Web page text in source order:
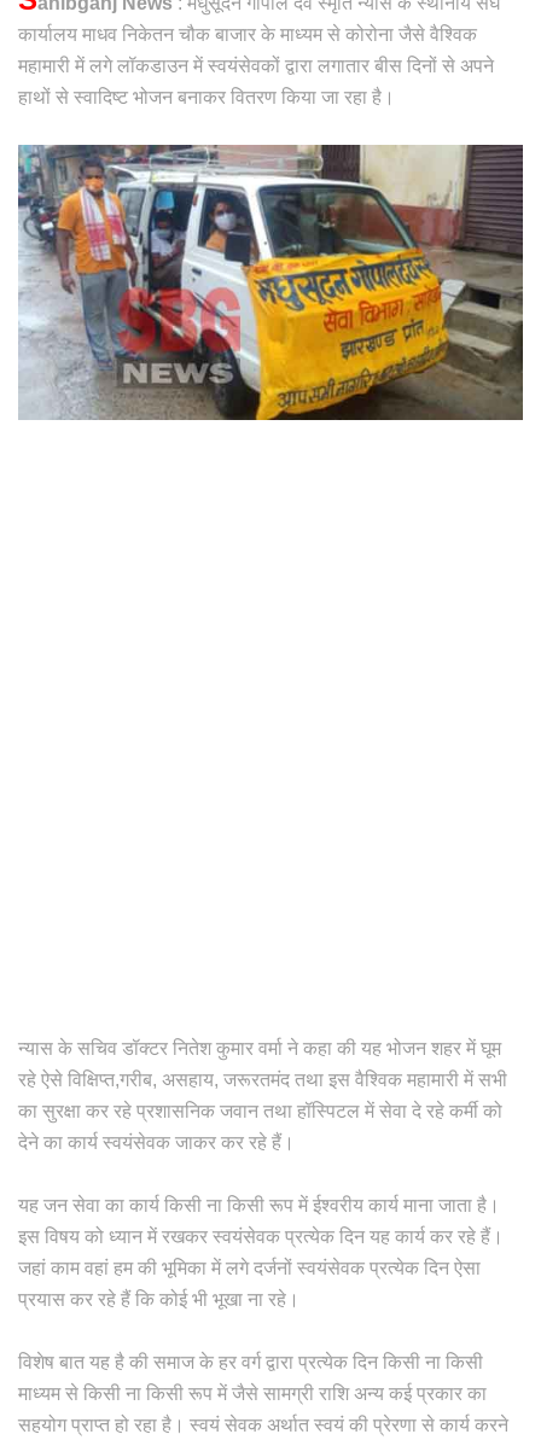
कार्यालय माधव निकेतन चौक बाजार के माध्यम से कोरोना जैसे वैश्विक
महामारी में लगे लॉकडाउन में स्वयंसेवकों द्वारा लगातार बीस दिनों से अपने
हाथों से स्वादिष्ट भोजन बनाकर वितरण किया जा रहा है।
न्यास के सचिव डॉक्टर नितेश कुमार वर्मा ने कहा की यह भोजन शहर में घूम
रहे ऐसे विक्षिप्त,गरीब, असहाय, जरूरतमंद तथा इस वैश्विक महामारी में सभी
का सुरक्षा कर रहे प्रशासनिक जवान तथा हॉस्पिटल में सेवा दे रहे कर्मी को
देने का कार्य स्वयंसेवक जाकर कर रहे हैं।
यह जन सेवा का कार्य किसी ना किसी रूप में ईश्वरीय कार्य माना जाता है।
इस विषय को ध्यान में रखकर स्वयंसेवक प्रत्येक दिन यह कार्य कर रहे हैं।
जहां काम वहां हम की भूमिका में लगे दर्जनों स्वयंसेवक प्रत्येक दिन ऐसा
प्रयास कर रहे हैं कि कोई भी भूखा ना रहे।
विशेष बात यह है की समाज के हर वर्ग द्वारा प्रत्येक दिन किसी ना किसी
माध्यम से किसी ना किसी रूप में जैसे सामग्री राशि अन्य कई प्रकार का
सहयोग प्राप्त हो रहा है। स्वयं सेवक अर्थात स्वयं की प्रेरणा से कार्य करने